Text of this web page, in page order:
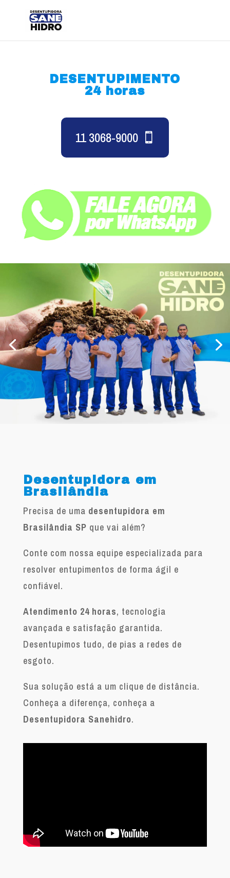
DESENTUPIMENTO
24 horas
11 3068-9000
Desentupidora em
Brasilândia
Precisa de uma desentupidora em
Brasilândia SP que vai além?
Conte com nossa equipe especializada para
resolver entupimentos de forma ágil e
confiável.
Atendimento 24 horas, tecnologia
avançada e satisfação garantida.
Desentupimos tudo, de pias a redes de
esgoto.
Sua solução está a um clique de distância.
Conheça a diferença, conheça a
Desentupidora Sanehidro.